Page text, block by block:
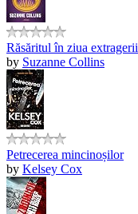
Răsăritul în ziua extragerii
by Suzanne Collins
Petrecerea mincinoșilor
by Kelsey Cox